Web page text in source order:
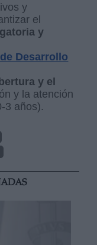
y
el
y
Desarrollo
y el
y la atención
3 años).